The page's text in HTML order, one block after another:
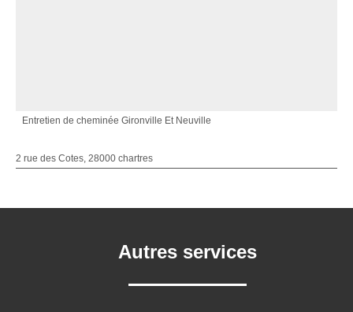
Entretien de cheminée Gironville Et Neuville
2 rue des Cotes, 28000 chartres
Autres services